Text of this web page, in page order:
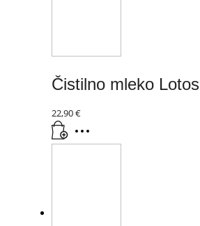
Čistilno mleko Lotos
22,90€